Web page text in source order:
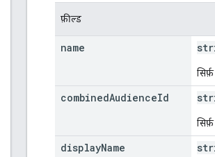
फ़ील्ड
name
combinedAudienceId
displayName